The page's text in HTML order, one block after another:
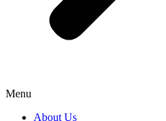
Menu
About Us